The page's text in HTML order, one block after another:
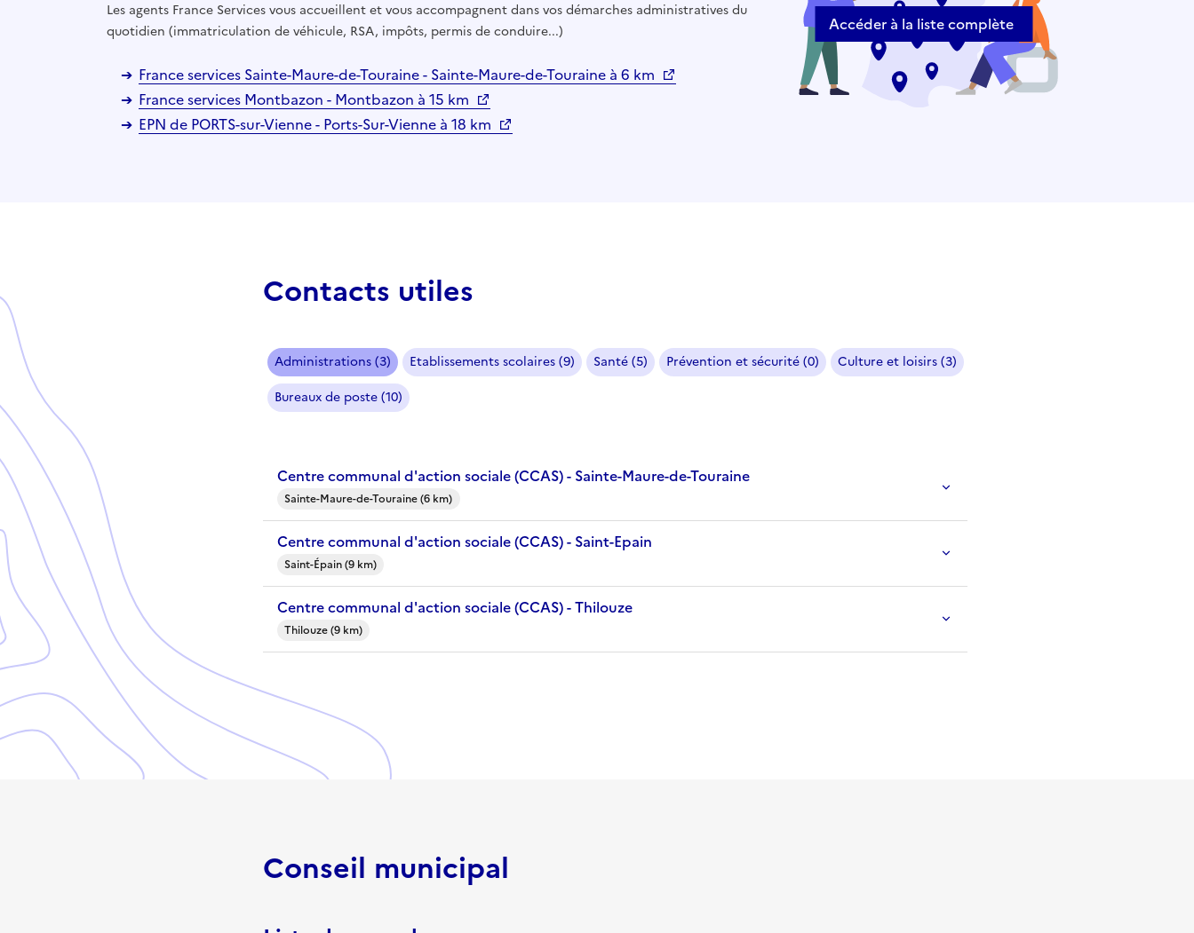
Les agents France Services vous accueillent et vous accompagnent dans vos démarches administratives du
quotidien (immatriculation de véhicule, RSA, impôts, permis de conduire...)
France services Sainte-Maure-de-Touraine - Sainte-Maure-de-Touraine à 6 km
France services Montbazon - Montbazon à 15 km
EPN de PORTS-sur-Vienne - Ports-Sur-Vienne à 18 km
Accéder à la liste complète
Contacts utiles
Administrations (3) Etablissements scolaires (9) Santé (5) Prévention et sécurité (0)
Culture et loisirs (3)
Bureaux de poste (10)
Centre communal d'action sociale (CCAS) - Sainte-Maure-de-Touraine
Sainte-Maure-de-Touraine (6 km)
Centre communal d'action sociale (CCAS) - Saint-Epain
Saint-Épain (9 km)
Centre communal d'action sociale (CCAS) - Thilouze
Thilouze (9 km)
Conseil municipal